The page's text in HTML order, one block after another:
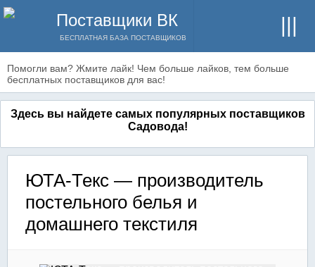
Поставщики ВК
БЕСПЛАТНАЯ БАЗА ПОСТАВЩИКОВ
Помогли вам? Жмите лайк! Чем больше лайков, тем больше
бесплатных поставщиков для вас!
Здесь вы найдете самых популярных поставщиков
Садовода!
ЮТА-Текс — производитель
постельного белья и
домашнего текстиля